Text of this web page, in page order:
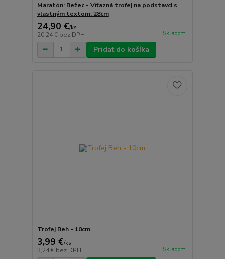
Maratón: Bežec - Víťazná trofej na podstavci s
vlastným textom: 28cm
24,90 €/ks
20,24 € bez DPH Skladom
Pridať do košíka
Trofej Beh - 10cm
3,99 €/ks
3,24 € bez DPH Skladom